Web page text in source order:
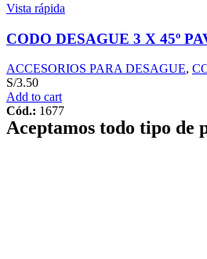
Vista rápida
CODO DESAGUE 3 X 45º
ACCESORIOS PARA DESAGUE,
S/3.50
Add to cart
Cód.: 1677
Aceptamos todo tipo de